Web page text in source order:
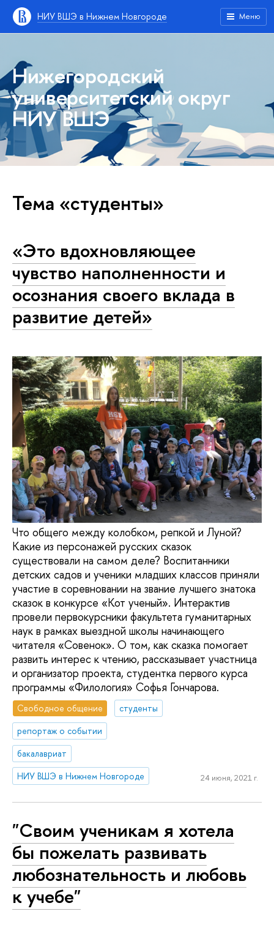
НИУ ВШЭ в Нижнем Новгороде Меню
Нижегородский
университетский округ
НИУ ВШЭ
Тема «студенты»
«Это вдохновляющее
чувство наполненности и
осознания своего вклада в
развитие детей»
Что общего между колобком, репкой и Луной?
Какие из персонажей русских сказок
существовали на самом деле? Воспитанники
детских садов и ученики младших классов приняли
участие в соревновании на звание лучшего знатока
сказок в конкурсе «Кот ученый». Интерактив
провели первокурсники факультета гуманитарных
наук в рамках выездной школы начинающего
читателя «Совенок». О том, как сказка помогает
развить интерес к чтению, рассказывает участница
и организатор проекта, студентка первого курса
программы «Филология» Софья Гончарова.
Свободное общение
студенты
репортаж о событии
бакалавриат
НИУ ВШЭ в Нижнем Новгороде
24 июня, 2021 г.
"Своим ученикам я хотела
бы пожелать развивать
любознательность и любовь
к учебе"